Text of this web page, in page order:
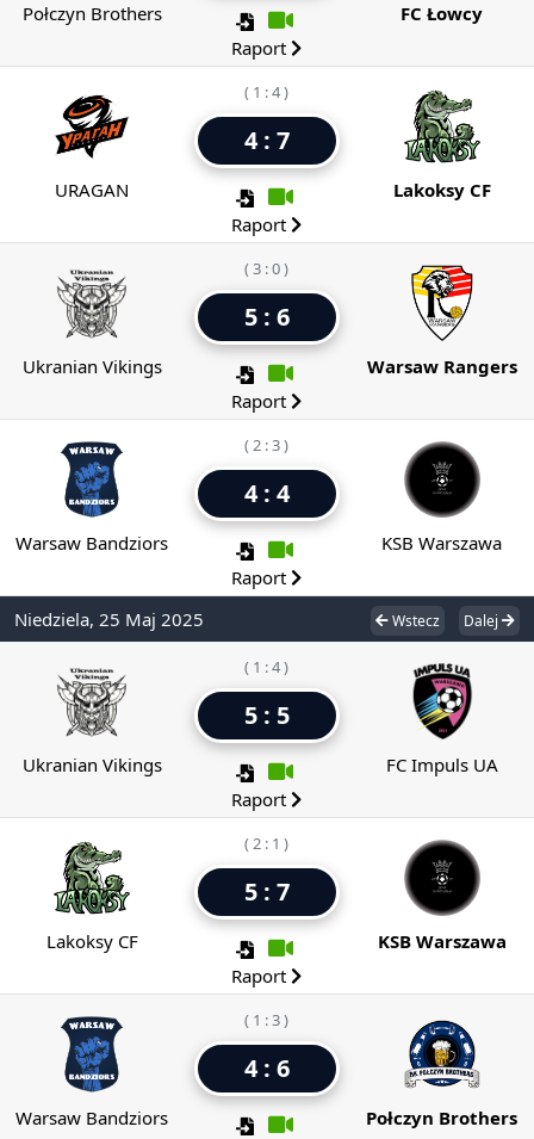
Połczyn Brothers
Raport
FC Łowcy
URAGAN
( 1 : 4 )
4 : 7
Raport
Lakoksy CF
Ukranian Vikings
( 3 : 0 )
5 : 6
Raport
Warsaw Rangers
Warsaw Bandziors
( 2 : 3 )
4 : 4
Raport
KSB Warszawa
Niedziela, 25 Maj 2025 Wstecz Dalej
Ukranian Vikings
( 1 : 4 )
5 : 5
Raport
FC Impuls UA
Lakoksy CF
( 2 : 1 )
5 : 7
Raport
KSB Warszawa
Warsaw Bandziors
( 1 : 3 )
4 : 6
Połczyn Brothers